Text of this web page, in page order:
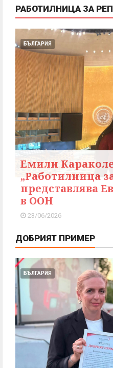
РАБОТИЛНИЦА ЗА
БЪЛГАРИЯ
Емили
„Работилница
представлява
в ООН
23/06/2026
ДОБРИЯТ ПРИМЕР
БЪЛГАРИЯ